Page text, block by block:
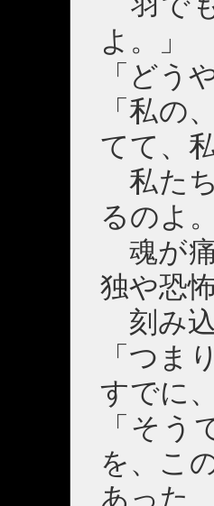
よ。」
「どう
「私の
てて、
私た
るのよ
魂が
独や恐
刻み
「つ
すでに
「そ
を、こ
あった